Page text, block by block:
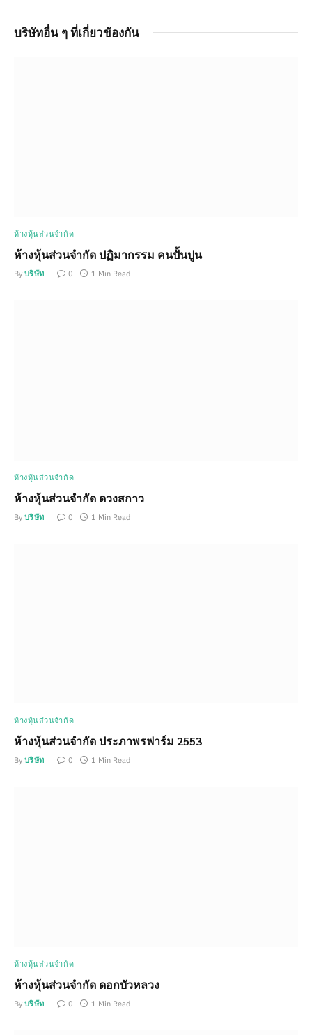
บริษัทอื่น ๆ ที่เกี่ยวข้องกัน
ห้างหุ้นส่วนจำกัด
ห้างหุ้นส่วนจำกัด ปฏิมากรรม คนปั้นปูน
By บริษัท 0 1 Min Read
ห้างหุ้นส่วนจำกัด
ห้างหุ้นส่วนจำกัด ดวงสกาว
By บริษัท 0 1 Min Read
ห้างหุ้นส่วนจำกัด
ห้างหุ้นส่วนจำกัด ประภาพรฟาร์ม 2553
By บริษัท 0 1 Min Read
ห้างหุ้นส่วนจำกัด
ห้างหุ้นส่วนจำกัด ดอกบัวหลวง
By บริษัท 0 1 Min Read